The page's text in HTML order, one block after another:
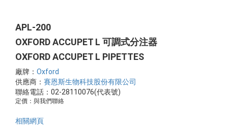
APL-200
OXFORD ACCUPET L 可調式分注器
OXFORD ACCUPET L PIPETTES
廠牌： Oxford
供應商： 賽恩斯生物科技股份有限公司
聯絡電話：02-28110076(代表號)
定價：與我們聯絡
相關網頁